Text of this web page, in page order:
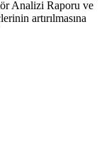
Analizi Raporu ve
artırılmasına